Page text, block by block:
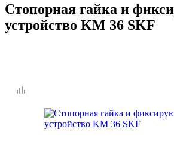
Стопорная гайка и
устройство KM 36 SKF